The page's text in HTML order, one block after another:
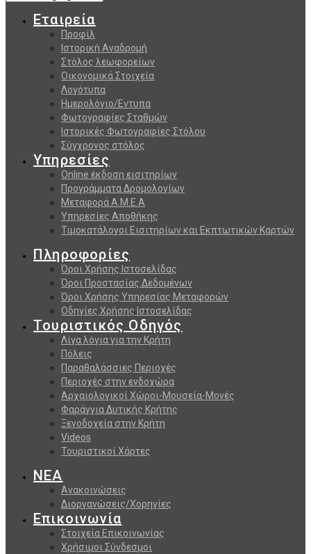
Εταιρεία
Προφίλ
Ιστορική Αναδρομή
Στόλος λεωφορείων
Οικονομικά Στοιχεία
Λογότυπα
Ημερολόγιο/Εντυπα
Φωτογραφίες Σταθμών
Ιστορικές Φωτογραφίες Στόλου
Σύγχρονος στόλος
Υπηρεσίες
Online έκδοση εισιτηρίων
Προγράμματα Δρομολογίων
Μεταφορά Α.Μ.Ε.Α
Υπηρεσίες Αποθήκης
Τιμοκατάλογοι Εισιτηρίων και Εκπτωτικών Καρτών
Πληροφορίες
Όροι Χρήσης Ιστοσελίδας
Όροι Προστασίας Δεδομένων
Όροι Χρήσης Υπηρεσίας Μεταφορών
Οδηγίες Χρήσης Ιστοσελίδας
Τουριστικός Οδηγός
Λίγα λόγια για την Κρήτη
Πόλεις
Παραθαλάσσιες Περιοχές
Περιοχές στην ενδοχώρα
Αρχαιολογικοί Χώροι-Μουσεία-Μονές
Φαράγγια Δυτικής Κρήτης
Ξενοδοχεία στην Κρήτη
Videos
Τουριστικοί Χάρτες
ΝΕΑ
Ανακοινώσεις
Διοργανώσεις/Χορηγίες
Επικοινωνία
Στοιχεία Επικοινωνίας
Χρήσιμοι Σύνδεσμοι